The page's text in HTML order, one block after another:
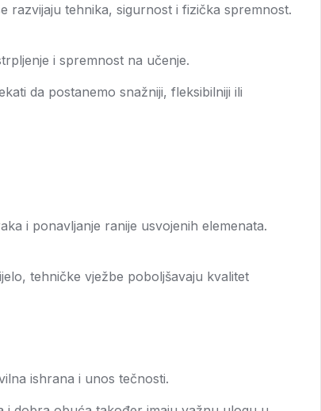
razvijaju tehnika, sigurnost i fizička spremnost.
i spremnost na učenje.
da postanemo snažniji, fleksibilniji ili
i ponavljanje ranije usvojenih elemenata.
tehničke vježbe poboljšavaju kvalitet
ishrana i unos tečnosti.